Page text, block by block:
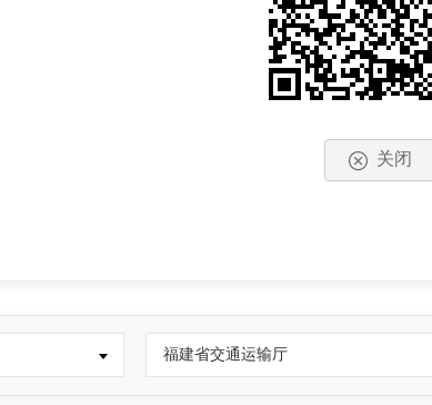
关闭
福建省交通运输厅